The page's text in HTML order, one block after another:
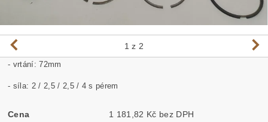
1 z 2
- vrtání: 72mm
- síla: 2 / 2,5 / 2,5 / 4 s pérem
Cena 1 181,82 Kč bez DPH